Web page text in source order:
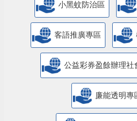
小黑蚊防治區
客語推廣專區
公益彩券盈餘辦理社
廉能透明專